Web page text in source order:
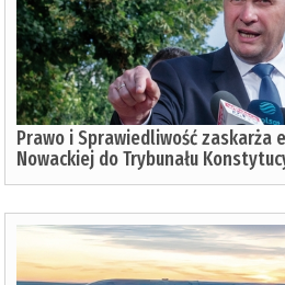
Prawo i Sprawiedliwość zaskarża
Nowackiej do Trybunału